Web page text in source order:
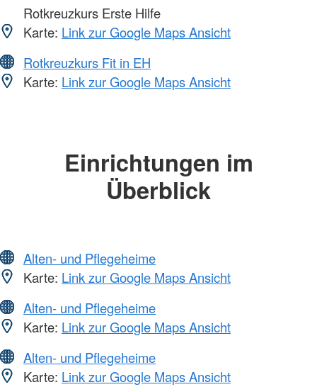
Rotkreuzkurs Erste Hilfe
Karte: Link zur Google Maps Ansicht
Rotkreuzkurs Fit in EH
Karte: Link zur Google Maps Ansicht
Einrichtungen im
Überblick
Alten- und Pflegeheime
Karte: Link zur Google Maps Ansicht
Alten- und Pflegeheime
Karte: Link zur Google Maps Ansicht
Alten- und Pflegeheime
Karte: Link zur Google Maps Ansicht